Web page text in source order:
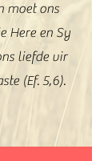
moet ons
Here en Sy
liefde vir
(Ef. 5,6).